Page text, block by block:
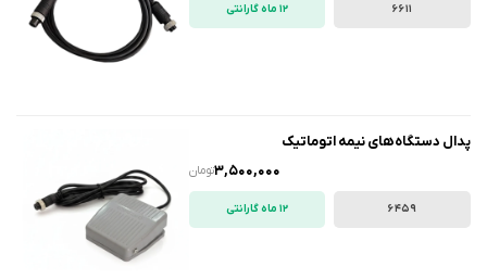
6611 12 ماه گارانتی
پدال دستگاه‌های نیمه اتوماتیک
تومان3,500,000
6459 12 ماه گارانتی